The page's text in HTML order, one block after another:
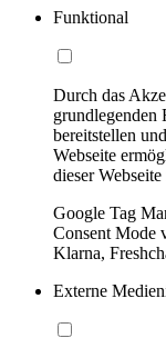
Funktional
Durch das
grundlegenden
bereitstellen
Webseite
dieser
Google Tag
Consent Mode
Klarna,
Externe